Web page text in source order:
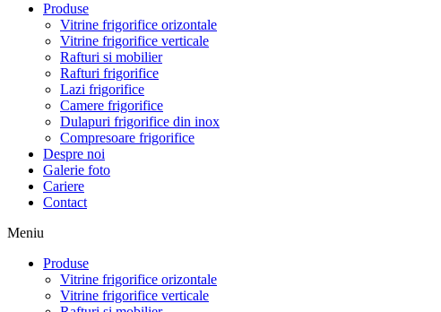
Produse
Vitrine frigorifice orizontale
Vitrine frigorifice verticale
Rafturi si mobilier
Rafturi frigorifice
Lazi frigorifice
Camere frigorifice
Dulapuri frigorifice din inox
Compresoare frigorifice
Despre noi
Galerie foto
Cariere
Contact
Meniu
Produse
Vitrine frigorifice orizontale
Vitrine frigorifice verticale